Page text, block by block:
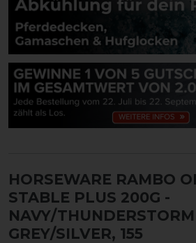
HORSEWARE RAMBO
STABLE PLUS 200G -
NAVY/THUNDERSTORM
GREY/SILVER, 155